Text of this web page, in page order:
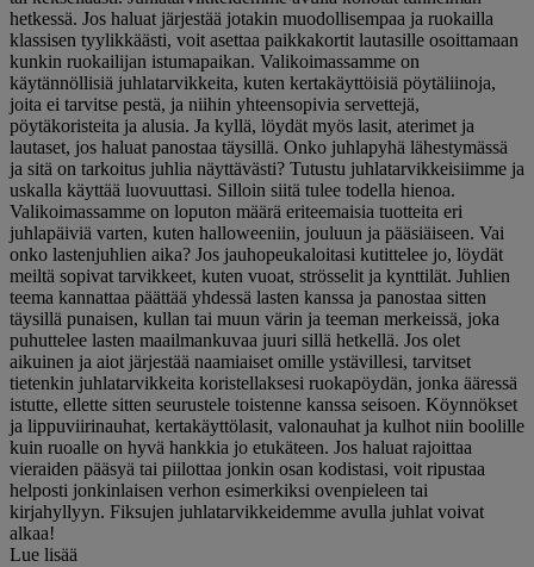
hetkessä. Jos haluat järjestää jotakin muodollisempaa ja ruokailla
klassisen tyylikkäästi, voit asettaa paikkakortit lautasille osoittamaan
kunkin ruokailijan istumapaikan. Valikoimassamme on
käytännöllisiä juhlatarvikkeita, kuten kertakäyttöisiä pöytäliinoja,
joita ei tarvitse pestä, ja niihin yhteensopivia servettejä,
pöytäkoristeita ja alusia. Ja kyllä, löydät myös lasit, aterimet ja
lautaset, jos haluat panostaa täysillä. Onko juhlapyhä lähestymässä
ja sitä on tarkoitus juhlia näyttävästi? Tutustu juhlatarvikkeisiimme ja
uskalla käyttää luovuuttasi. Silloin siitä tulee todella hienoa.
Valikoimassamme on loputon määrä eriteemaisia tuotteita eri
juhlapäiviä varten, kuten halloweeniin, jouluun ja pääsiäiseen. Vai
onko lastenjuhlien aika? Jos jauhopeukaloitasi kutittelee jo, löydät
meiltä sopivat tarvikkeet, kuten vuoat, strösselit ja kynttilät. Juhlien
teema kannattaa päättää yhdessä lasten kanssa ja panostaa sitten
täysillä punaisen, kullan tai muun värin ja teeman merkeissä, joka
puhuttelee lasten maailmankuvaa juuri sillä hetkellä. Jos olet
aikuinen ja aiot järjestää naamiaiset omille ystävillesi, tarvitset
tietenkin juhlatarvikkeita koristellaksesi ruokapöydän, jonka ääressä
istutte, ellette sitten seurustele toistenne kanssa seisoen. Köynnökset
ja lippuviirinauhat, kertakäyttölasit, valonauhat ja kulhot niin boolille
kuin ruoalle on hyvä hankkia jo etukäteen. Jos haluat rajoittaa
vieraiden pääsyä tai piilottaa jonkin osan kodistasi, voit ripustaa
helposti jonkinlaisen verhon esimerkiksi ovenpieleen tai
kirjahyllyyn. Fiksujen juhlatarvikkeidemme avulla juhlat voivat
alkaa!
Lue lisää